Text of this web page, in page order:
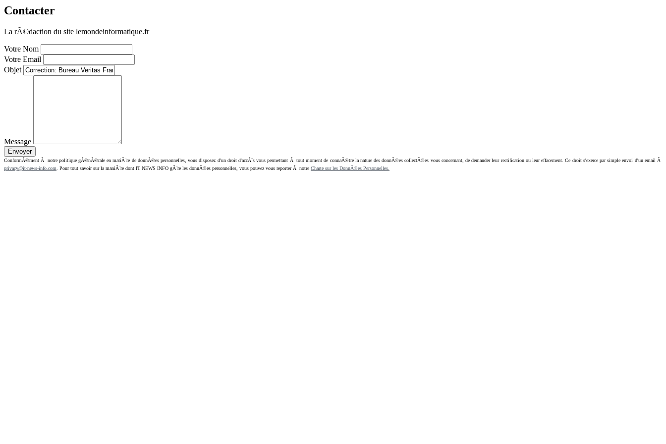
Contacter
La rÃ©daction du site lemondeinformatique.fr
Votre Nom
Votre Email
Objet
Message
ConformÃ©ment Ã notre politique gÃ©nÃ©rale en matiÃ¨re de donnÃ©es personnelles, vous disposez d'un droit d'accÃ¨s vous permettant Ã tout moment de connaÃ®tre la nature des donnÃ©es collectÃ©es vous concernant, de demander leur rectification ou leur effacement. Ce droit s'exerce par simple envoi d'un email Ã
privacy@it-news-info.com . Pour tout savoir sur la maniÃ¨re dont IT NEWS INFO gÃ¨re les donnÃ©es personnelles, vous pouvez vous reporter Ã notre Charte sur les DonnÃ©es Personnelles.